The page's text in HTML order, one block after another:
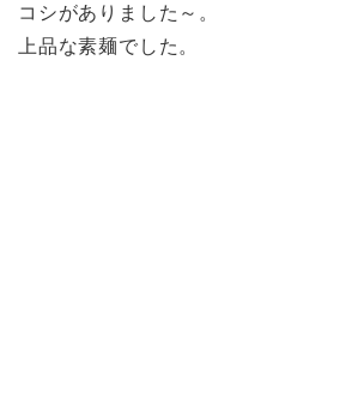
コシがありました～。
上品な素麺でした。